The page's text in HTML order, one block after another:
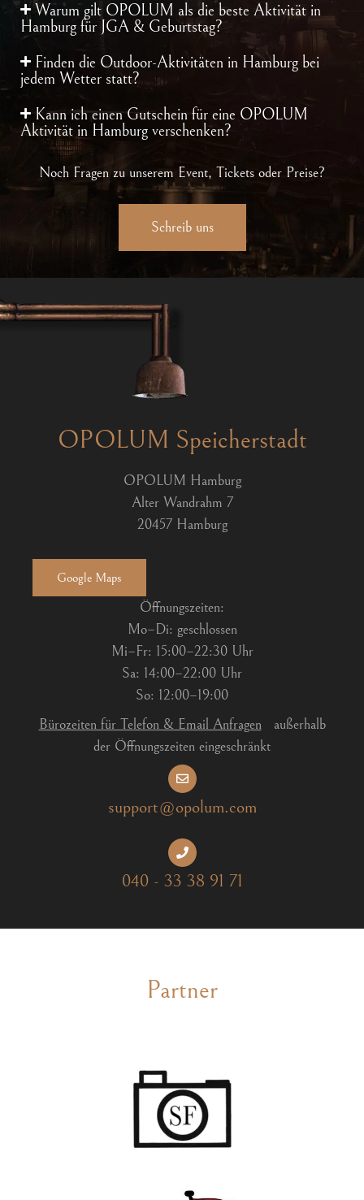
Warum gilt OPOLUM als die beste Aktivität in
Hamburg für JGA & Geburtstag?
Finden die Outdoor-Aktivitäten in Hamburg bei
jedem Wetter statt?
Kann ich einen Gutschein für eine OPOLUM
Aktivität in Hamburg verschenken?
Noch Fragen zu unserem Event, Tickets oder Preise?
Schreib uns
OPOLUM Speicherstadt
OPOLUM Hamburg
Alter Wandrahm 7
20457 Hamburg
Google Maps
Öffnungszeiten:
Mo–Di: geschlossen
Mi–Fr: 15:00–22:30 Uhr
Sa: 14:00–22:00 Uhr
So: 12:00–19:00
Bürozeiten für Telefon & Email Anfragenaußerhalb
der Öffnungszeiten eingeschränkt
support@opolum.com
040 - 33 38 91 71
Partner